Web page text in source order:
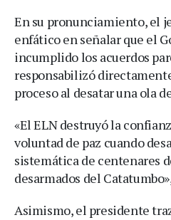
En su pronunciamiento, el
enfático en señalar que el
incumplido los acuerdos
responsabilizó
proceso al desatar una ola
«El ELN destruyó la
voluntad de paz cuando
sistemática de centenares
desarmados del
Asimismo, el presidente